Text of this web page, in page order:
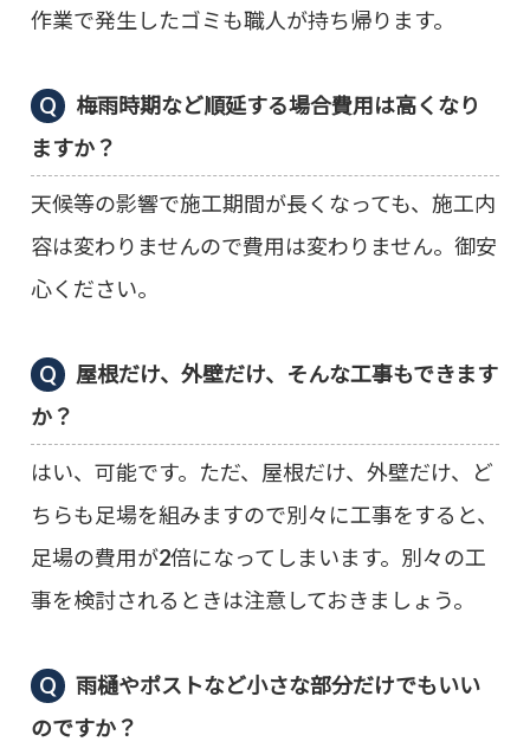
作業で発生したゴミも職人が持ち帰ります。
梅雨時期など順延する場合費用は高くなり
ますか？
天候等の影響で施工期間が長くなっても、施工内
容は変わりませんので費用は変わりません。御安
心ください。
屋根だけ、外壁だけ、そんな工事もできます
か？
はい、可能です。ただ、屋根だけ、外壁だけ、ど
ちらも足場を組みますので別々に工事をすると、
足場の費用が2倍になってしまいます。別々の工
事を検討されるときは注意しておきましょう。
雨樋やポストなど小さな部分だけでもいい
のですか？